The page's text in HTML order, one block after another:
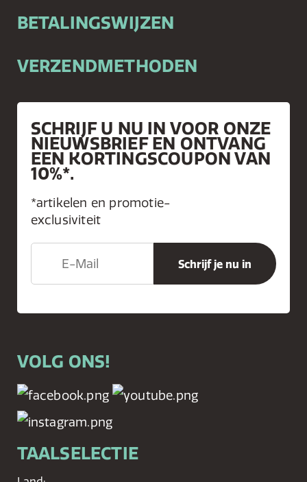
BETALINGSWIJZEN
VERZENDMETHODEN
SCHRIJF U NU IN VOOR ONZE
NIEUWSBRIEF EN ONTVANG
EEN KORTINGSCOUPON VAN
10%*.
*artikelen en promotie-
exclusiviteit
VOLG ONS!
TAALSELECTIE